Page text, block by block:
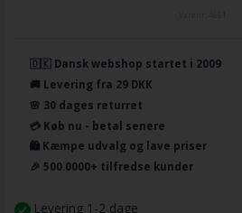
🇩🇰 Dansk webshop startet i 2009
🚚 Levering fra 29 DKK
🌸 30 dages returret
💳 Køb nu - betal senere
🛍️ Kæmpe udvalg og lave priser
🎉 500.0000+ tilfredse kunder
Levering 1-2 dage